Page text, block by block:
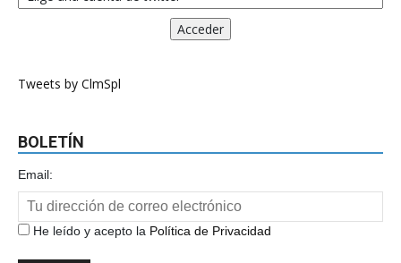
Tweets by ClmSpl
BOLETÍN
Email:
He leído y acepto la Política de Privacidad